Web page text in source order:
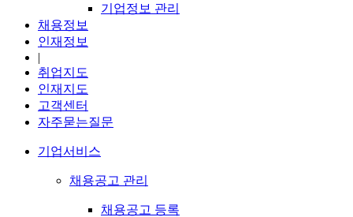
기업정보 관리
채용정보
인재정보
|
취업지도
인재지도
고객센터
자주묻는질문
기업서비스
채용공고 관리
채용공고 등록